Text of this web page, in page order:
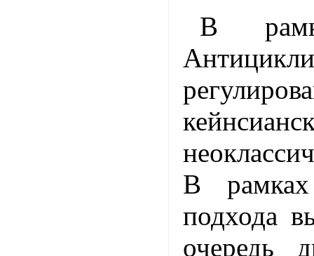
В
В рамках
подхода
очередь